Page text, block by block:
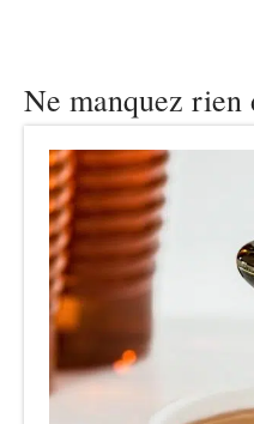
Ne manquez rien